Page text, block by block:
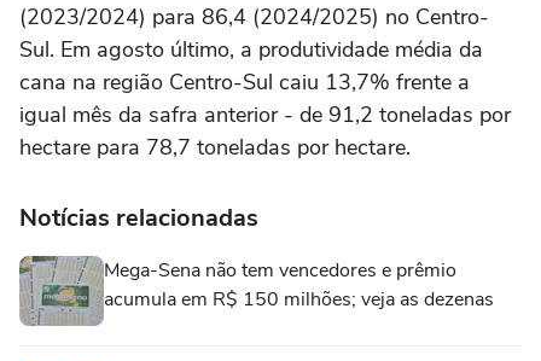
(2023/2024) para 86,4 (2024/2025) no Centro-
Sul. Em agosto último, a produtividade média da
cana na região Centro-Sul caiu 13,7% frente a
igual mês da safra anterior - de 91,2 toneladas por
hectare para 78,7 toneladas por hectare.
Notícias relacionadas
Mega-Sena não tem vencedores e prêmio
acumula em R$ 150 milhões; veja as dezenas